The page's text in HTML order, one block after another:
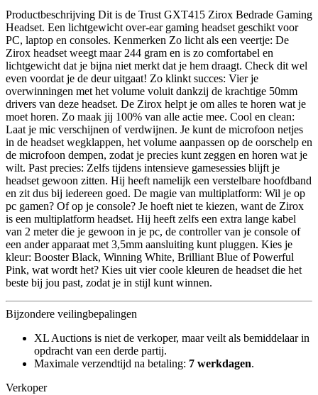
Productbeschrijving Dit is de Trust GXT415 Zirox Bedrade Gaming
Headset. Een lichtgewicht over-ear gaming headset geschikt voor
PC, laptop en consoles. Kenmerken Zo licht als een veertje: De
Zirox headset weegt maar 244 gram en is zo comfortabel en
lichtgewicht dat je bijna niet merkt dat je hem draagt. Check dit wel
even voordat je de deur uitgaat! Zo klinkt succes: Vier je
overwinningen met het volume voluit dankzij de krachtige 50mm
drivers van deze headset. De Zirox helpt je om alles te horen wat je
moet horen. Zo maak jij 100% van alle actie mee. Cool en clean:
Laat je mic verschijnen of verdwijnen. Je kunt de microfoon netjes
in de headset wegklappen, het volume aanpassen op de oorschelp en
de microfoon dempen, zodat je precies kunt zeggen en horen wat je
wilt. Past precies: Zelfs tijdens intensieve gamesessies blijft je
headset gewoon zitten. Hij heeft namelijk een verstelbare hoofdband
en zit dus bij iedereen goed. De magie van multiplatform: Wil je op
pc gamen? Of op je console? Je hoeft niet te kiezen, want de Zirox
is een multiplatform headset. Hij heeft zelfs een extra lange kabel
van 2 meter die je gewoon in je pc, de controller van je console of
een ander apparaat met 3,5mm aansluiting kunt pluggen. Kies je
kleur: Booster Black, Winning White, Brilliant Blue of Powerful
Pink, wat wordt het? Kies uit vier coole kleuren de headset die het
beste bij jou past, zodat je in stijl kunt winnen.
Bijzondere veilingbepalingen
XL Auctions is niet de verkoper, maar veilt als bemiddelaar in
opdracht van een derde partij.
Maximale verzendtijd na betaling: 7 werkdagen.
Verkoper